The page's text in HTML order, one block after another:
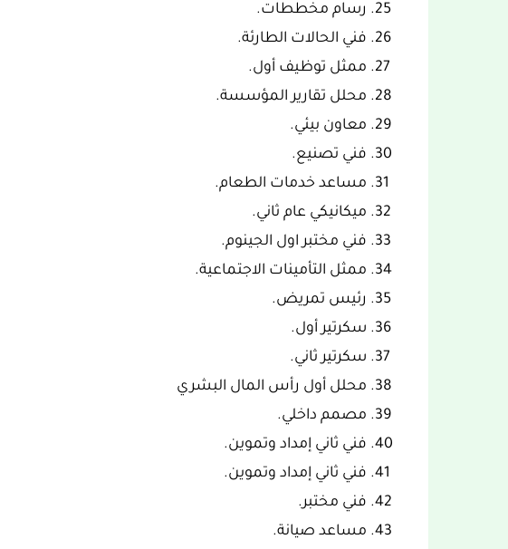
رسام مخططات.
فني الحالات الطارئة.
ممثل توظيف أول.
محلل تقارير المؤسسة.
معاون بيئي.
فني تصنيع.
مساعد خدمات الطعام.
ميكانيكي عام ثاني.
فني مختبر اول الجينوم.
ممثل التأمينات الاجتماعية.
رئيس تمريض.
سكرتير أول.
سكرتير ثاني.
محلل أول رأس المال البشري
مصمم داخلي.
فني ثاني إمداد وتموين.
فني ثاني إمداد وتموين.
فني مختبر.
مساعد صيانة.